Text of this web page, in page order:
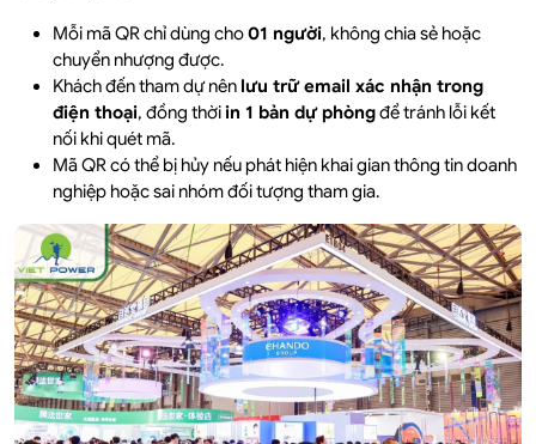
Mỗi mã QR chỉ dùng cho01 người, không chia sẻ hoặc
chuyển nhượng được.
Khách đến tham dự nên lưu trữ email xác nhận trong
điện thoại, đồng thờiin 1 bản dự phòngđể tránh lỗi kết
nối khi quét mã.
Mã QR có thể bị hủy nếu phát hiện khai gian thông tin doanh
nghiệp hoặc sai nhóm đối tượng tham gia.